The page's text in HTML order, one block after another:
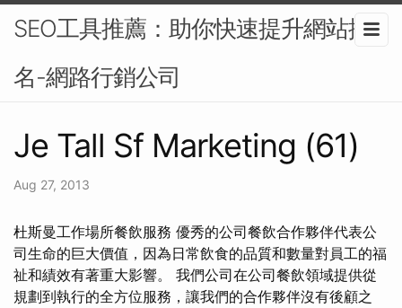
SEO工具推薦：助你快速提升網站排
名-網路行銷公司
Je Tall Sf Marketing (61)
Aug 27, 2013
杜斯曼工作場所餐飲服務 優秀的公司餐飲合作夥伴代表公
司生命的巨大價值，因為日常飲食的品質和數量對員工的福
祉和績效有著重大影響。 我們公司在公司餐飲領域提供從
規劃到執行的全方位服務，讓我們的合作夥伴沒有後顧之